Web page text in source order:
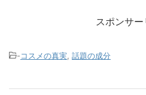
スポンサー
-コスメの真実, 話題の成分